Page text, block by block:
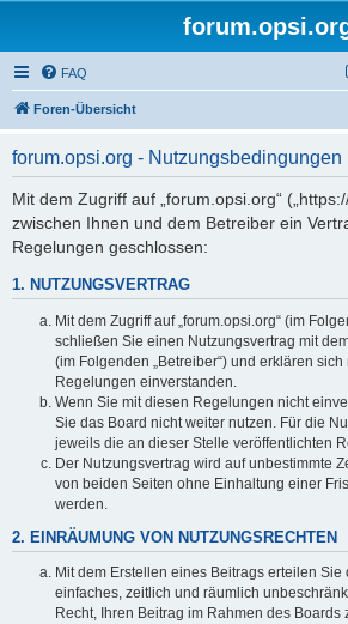
FAQ
Foren-Übersicht
forum.opsi.org - Nutzungsbedingungen
Mit dem Zugriff auf „forum.opsi.org“
zwischen Ihnen und dem Betreiber ein
Regelungen geschlossen:
1. NUTZUNGSVERTRAG
Mit dem Zugriff auf „forum.opsi.org“ (im
schließen Sie einen Nutzungsvertrag mit
(im Folgenden „Betreiber“) und erklären
Regelungen einverstanden.
Wenn Sie mit diesen Regelungen nicht
Sie das Board nicht weiter nutzen. Für die
jeweils die an dieser Stelle veröffentlichten
Der Nutzungsvertrag wird auf unbestimmte
von beiden Seiten ohne Einhaltung einer
werden.
2. EINRÄUMUNG VON NUTZUNGSRECHTEN
Mit dem Erstellen eines Beitrags erteilen Sie
einfaches, zeitlich und räumlich
Recht, Ihren Beitrag im Rahmen des Boards